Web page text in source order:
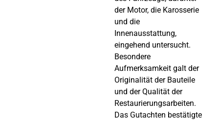
der Motor, die Karosserie
und die
Innenausstattung,
eingehend untersucht.
Besondere
Aufmerksamkeit galt der
Originalität der Bauteile
und der Qualität der
Restaurierungsarbeiten.
Das Gutachten bestätigte